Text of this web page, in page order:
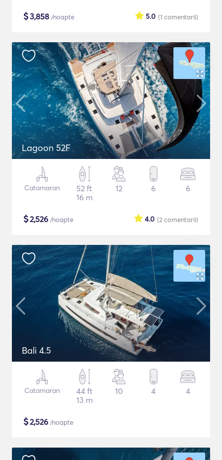
$3,858 /noapte (1 comentarii)
5.0
Lagoon 52F
Catamaran
52 ft
16 m
12 6 6
$2,526 /noapte (2 comentarii)
4.0
Bali 4.5
Catamaran
44 ft
13 m
10 4 4
$2,526 /noapte